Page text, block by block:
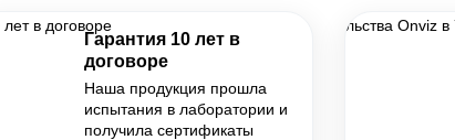
Гарантия 10 лет в
договоре
Наша продукция прошла
испытания в лаборатории и
получила сертификаты